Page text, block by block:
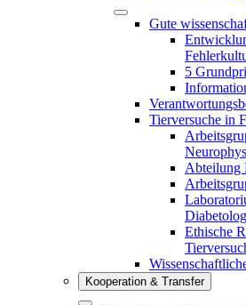
Gute
5
Tierversuche in
Abteilung
Ethische
Kooperation & Transfer